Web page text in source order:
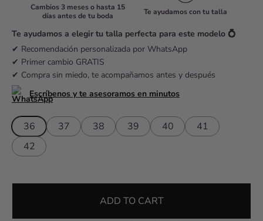
r
i
c
e
Cambios 3 meses o hasta 15
días antes de tu boda
Te ayudamos con tu talla
Te ayudamos a elegir tu talla perfecta para este modelo 💍
✔ Recomendación personalizada por WhatsApp
✔ Primer cambio GRATIS
✔ Compra sin miedo, te acompañamos antes y después
Escríbenos y te asesoramos en minutos
36 37 38 39 40
41
42
ADD TO CART